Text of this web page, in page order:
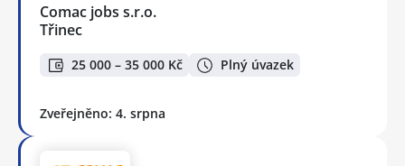
Comac jobs s.r.o.
Třinec
25 000 – 35 000 Kč Plný úvazek
Zveřejněno: 4. srpna